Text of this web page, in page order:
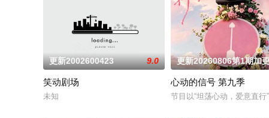
更新2002600423 9.0
笑动剧场
未知
更新20260806第1期加
心动的信号 第九季
节目以“坦荡心动，爱意直